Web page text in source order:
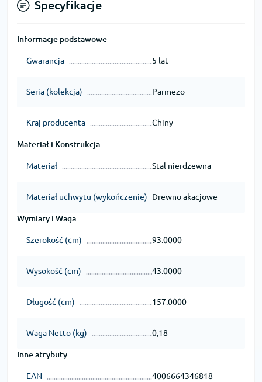
Specyfikacje
Informacje podstawowe
Gwarancja 5 lat
Seria (kolekcja) Parmezo
Kraj producenta Chiny
Materiał i Konstrukcja
Materiał Stal nierdzewna
Materiał uchwytu (wykończenie) Drewno akacjowe
Wymiary i Waga
Szerokość (cm) 93.0000
Wysokość (cm) 43.0000
Długość (cm) 157.0000
Waga Netto (kg) 0,18
Inne atrybuty
EAN 4006664346818